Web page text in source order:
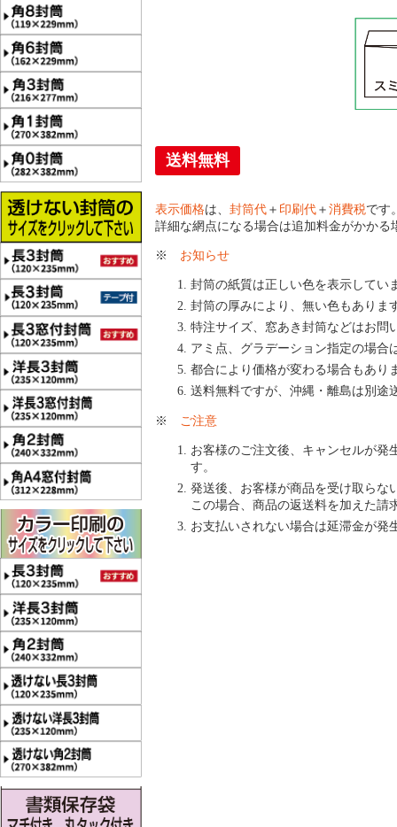
送料無料
表示価格は、 封筒代 ＋ 印刷代 ＋ 消費税です
詳細な網点になる場合は追加料金がかかる
※ お知らせ
封筒の紙質は正しい色を表示してい
封筒の厚みにより、無い色もありま
特注サイズ、窓あき封筒などはお問
アミ点、グラデーション指定の場合
都合により価格が変わる場合もあり
送料無料ですが、沖縄・離島は別途
※ ご注意
お客様のご注文後、キャンセルが発
す。
発送後、お客様が商品を受け取らな
この場合、商品の返送料を加えた請
お支払いされない場合は延滞金が発